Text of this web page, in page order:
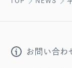
お問い合わ